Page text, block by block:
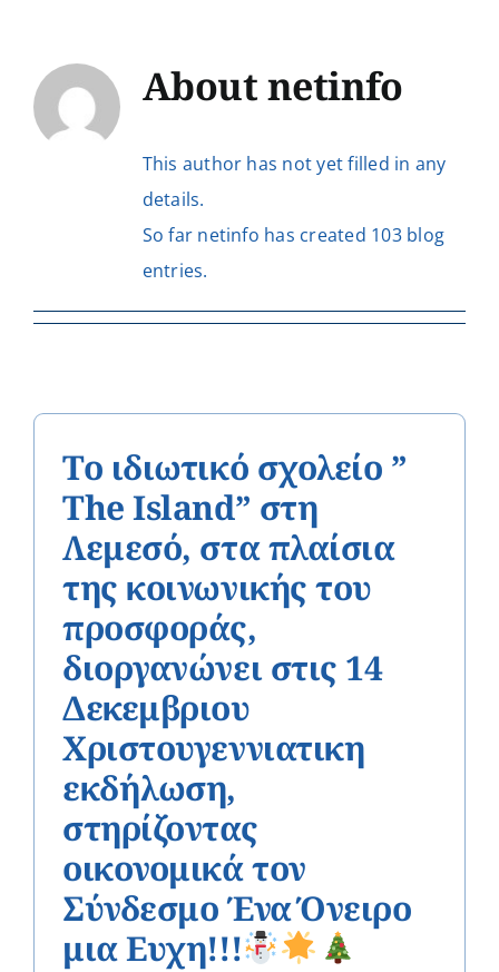
News Aboutnetinfo
This author has not yet filled in any
details.
So far netinfo has created 103 blog
entries.
Το ιδιωτικό σχολείο ”
The Island” στη
Λεμεσό, στα πλαίσια
της κοινωνικής του
προσφοράς,
διοργανώνει στις 14
Δεκεμβριου
Χριστουγεννιατικη
εκδήλωση,
στηρίζοντας
οικονομικά τον
Σύνδεσμο Ένα Όνειρο
μια Ευχη!!!